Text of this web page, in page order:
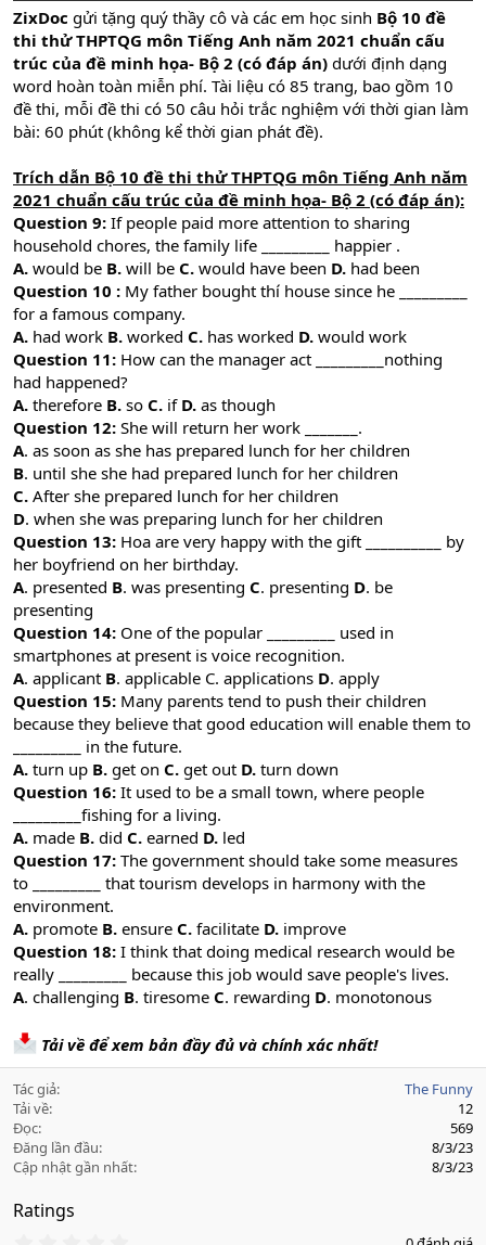
ZixDoc gửi tặng quý thầy cô và các em học sinh Bộ 10 đề
thi thử THPTQG môn Tiếng Anh năm 2021 chuẩn cấu
trúc của đề minh họa- Bộ 2 (có đáp án) dưới định dạng
word hoàn toàn miễn phí. Tài liệu có 85 trang, bao gồm 10
đề thi, mỗi đề thi có 50 câu hỏi trắc nghiệm với thời gian làm
bài: 60 phút (không kể thời gian phát đề).
Trích dẫn Bộ 10 đề thi thử THPTQG môn Tiếng Anh năm
2021 chuẩn cấu trúc của đề minh họa- Bộ 2 (có đáp án):
Question 9: If people paid more attention to sharing
household chores, the family life _________ happier .
A. would be B. will be C. would have been D. had been
Question 10 : My father bought thí house since he _________
for a famous company.
A. had work B. worked C. has worked D. would work
Question 11: How can the manager act _________nothing
had happened?
A. therefore B. so C. if D. as though
Question 12: She will return her work _______.
A. as soon as she has prepared lunch for her children
B. until she she had prepared lunch for her children
C. After she prepared lunch for her children
D. when she was preparing lunch for her children
Question 13: Hoa are very happy with the gift __________ by
her boyfriend on her birthday.
A. presented B. was presenting C. presenting D. be
presenting
Question 14: One of the popular _________ used in
smartphones at present is voice recognition.
A. applicant B. applicable C. applications D. apply
Question 15: Many parents tend to push their children
because they believe that good education will enable them to
_________ in the future.
A. turn up B. get on C. get out D. turn down
Question 16: It used to be a small town, where people
_________fishing for a living.
A. made B. did C. earned D. led
Question 17: The government should take some measures
to _________ that tourism develops in harmony with the
environment.
A. promote B. ensure C. facilitate D. improve
Question 18: I think that doing medical research would be
really _________ because this job would save people's lives.
A. challenging B. tiresome C. rewarding D. monotonous
Tải về để xem bản đầy đủ và chính xác nhất!
Tác giả
The Funny
Tải về
12
Đọc
569
Đăng lần đầu
8/3/23
Cập nhật gần nhất
8/3/23
Ratings